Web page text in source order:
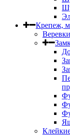
Крепеж,